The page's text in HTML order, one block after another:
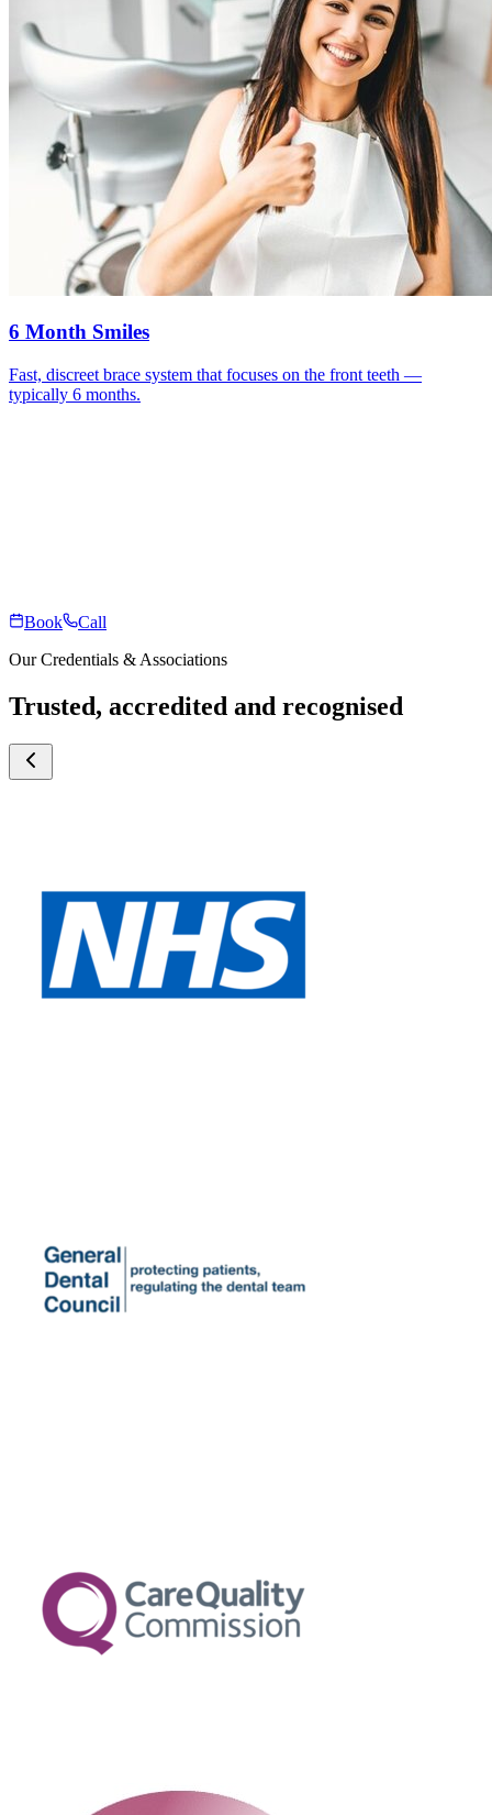
6 Month Smiles
Fast, discreet brace system that focuses on the front teeth —
typically 6 months.
Book
Call
Our Credentials & Associations
Trusted, accredited and recognised